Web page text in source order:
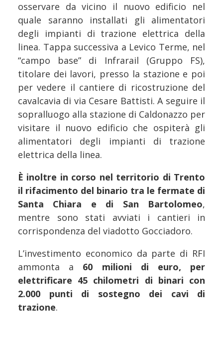
osservare da vicino il nuovo edificio nel
quale saranno installati gli alimentatori
degli impianti di trazione elettrica della
linea. Tappa successiva a Levico Terme, nel
“campo base” di Infrarail (Gruppo FS),
titolare dei lavori, presso la stazione e poi
per vedere il cantiere di ricostruzione del
cavalcavia di via Cesare Battisti. A seguire il
sopralluogo alla stazione di Caldonazzo per
visitare il nuovo edificio che ospiterà gli
alimentatori degli impianti di trazione
elettrica della linea.
È inoltre in corso nel territorio di Trento
il rifacimento del binario tra le fermate di
Santa Chiara e di San Bartolomeo,
mentre sono stati avviati i cantieri in
corrispondenza del viadotto Gocciadoro.
L’investimento economico da parte di RFI
ammonta a 60 milioni di euro, per
elettrificare 45 chilometri di binari con
2.000 punti di sostegno dei cavi di
trazione.